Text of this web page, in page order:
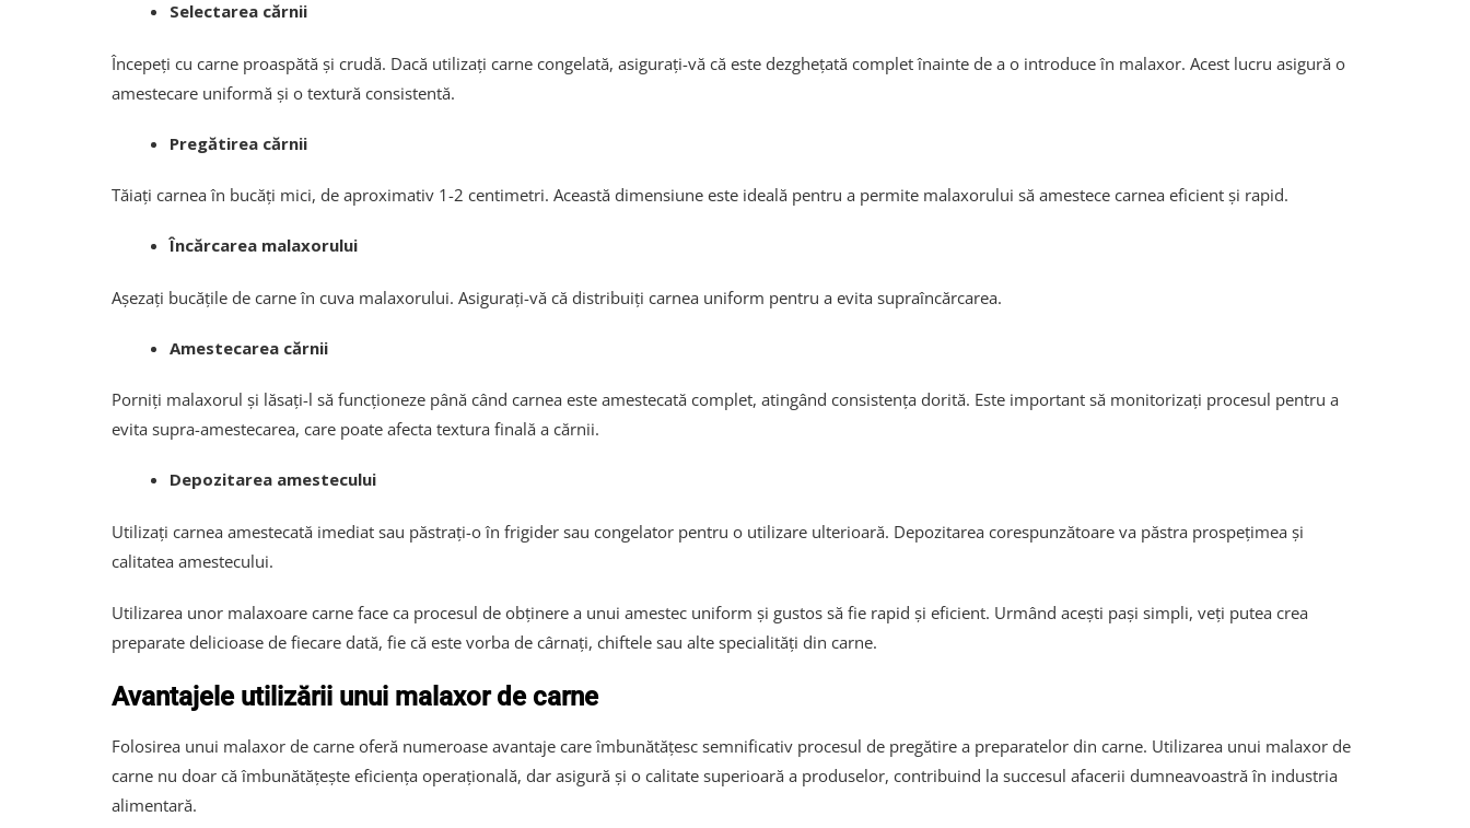
Selectarea cărnii
Începeți cu carne proaspătă și crudă. Dacă utilizați carne congelată, asigurați-vă că este dezghețată complet înainte de a o introduce în malaxor. Acest lucru asigură o
amestecare uniformă și o textură consistentă.
Pregătirea cărnii
Tăiați carnea în bucăți mici, de aproximativ 1-2 centimetri. Această dimensiune este ideală pentru a permite malaxorului să amestece carnea eficient și rapid.
Încărcarea malaxorului
Așezați bucățile de carne în cuva malaxorului. Asigurați-vă că distribuiți carnea uniform pentru a evita supraîncărcarea.
Amestecarea cărnii
Porniți malaxorul și lăsați-l să funcționeze până când carnea este amestecată complet, atingând consistența dorită. Este important să monitorizați procesul pentru a
evita supra-amestecarea, care poate afecta textura finală a cărnii.
Depozitarea amestecului
Utilizați carnea amestecată imediat sau păstrați-o în frigider sau congelator pentru o utilizare ulterioară. Depozitarea corespunzătoare va păstra prospețimea și
calitatea amestecului.
Utilizarea unor malaxoare carne face ca procesul de obținere a unui amestec uniform și gustos să fie rapid și eficient. Urmând acești pași simpli, veți putea crea
preparate delicioase de fiecare dată, fie că este vorba de cârnați, chiftele sau alte specialități din carne.
Avantajele utilizării unui malaxor de carne
Folosirea unui malaxor de carne oferă numeroase avantaje care îmbunătățesc semnificativ procesul de pregătire a preparatelor din carne. Utilizarea unui malaxor de
carne nu doar că îmbunătățește eficiența operațională, dar asigură și o calitate superioară a produselor, contribuind la succesul afacerii dumneavoastră în industria
alimentară.